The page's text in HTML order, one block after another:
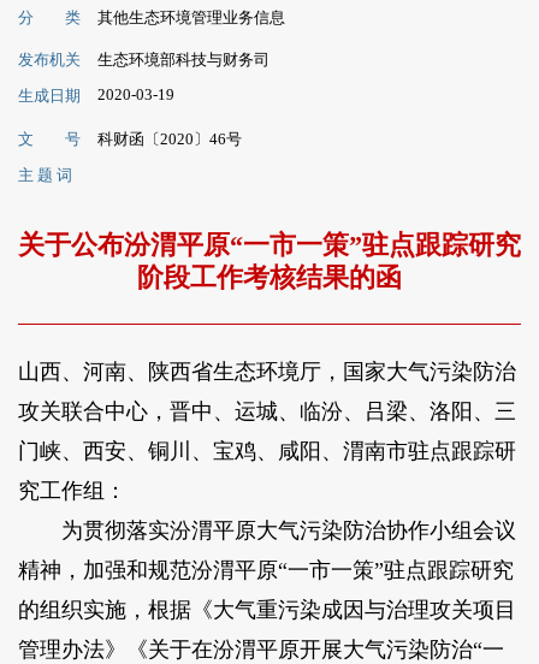
分 类 其他生态环境管理业务信息
发布机关
生态环境部科技与财务司
生成日期
2020-03-19
文 号
科财函〔2020〕46号
主 题 词
关于公布汾渭平原“一市一策”驻点跟踪研究
阶段工作考核结果的函
山西、河南、陕西省生态环境厅，国家大气污染防治
攻关联合中心，晋中、运城、临汾、吕梁、洛阳、三
门峡、西安、铜川、宝鸡、咸阳、渭南市驻点跟踪研
究工作组：
为贯彻落实汾渭平原大气污染防治协作小组会议
精神，加强和规范汾渭平原“一市一策”驻点跟踪研究
的组织实施，根据《大气重污染成因与治理攻关项目
管理办法》《关于在汾渭平原开展大气污染防治“一